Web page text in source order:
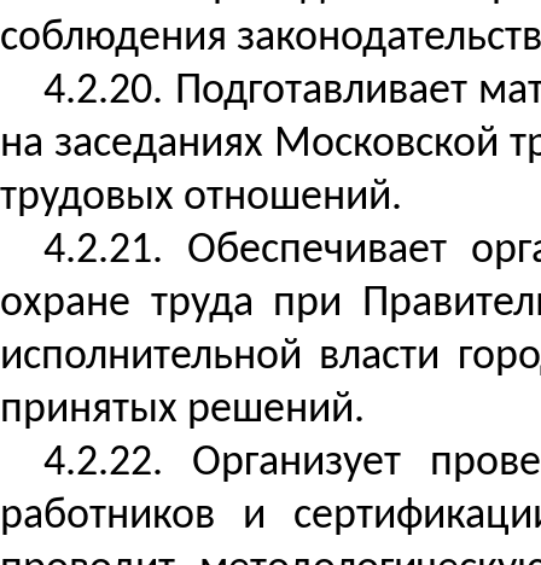
соблюдения
4.2.20. Подготавливает
на заседаниях Московской
трудовых отношений.
4.2.21. Обеспечивает
охране труда при
исполнительной власти
принятых решений.
4.2.22. Организует
работников и